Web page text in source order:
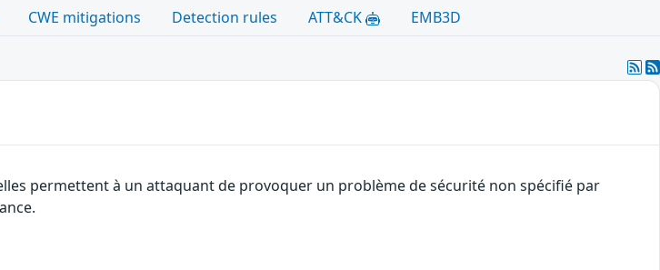
CWE mitigations Detection rules ATT&CK EMB3D
permettent à un attaquant de provoquer un problème de sécurité non spécifié par